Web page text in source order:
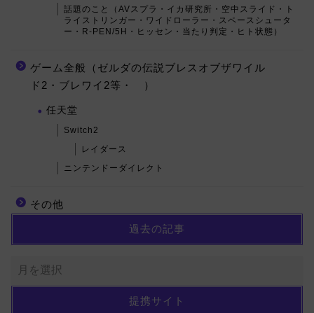
話題のこと（AVスプラ・イカ研究所・空中スライド・ト
ライストリンガー・ワイドローラー・スペースシュータ
ー・R-PEN/5H・ヒッセン・当たり判定・ヒト状態）
ゲーム全般（ゼルダの伝説ブレスオブザワイル
ド2・ブレワイ2等・ ）
任天堂
Switch2
レイダース
ニンテンドーダイレクト
その他
過去の記事
提携サイト